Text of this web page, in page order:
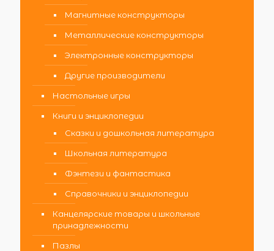
Магнитные конструкторы
Металлические конструкторы
Электронные конструкторы
Другие производители
Настольные игры
Книги и энциклопедии
Сказки и дошкольная литература
Школьная литература
Фэнтези и фантастика
Справочники и энциклопедии
Канцелярские товары и школьные
принадлежности
Пазлы